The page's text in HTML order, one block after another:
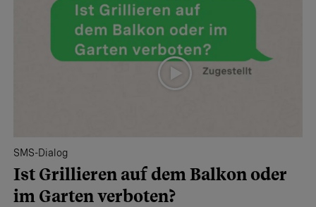
SMS-Dialog
Ist Grillieren auf dem Balkon oder
im Garten verboten?